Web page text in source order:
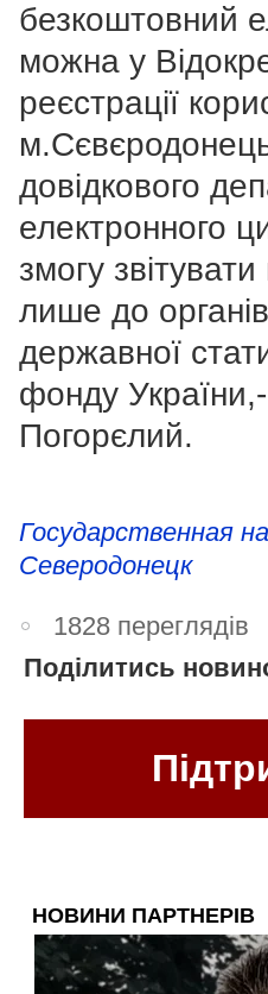
безкоштовний
можна у
реєстрації
довідкового
електронного
змогу
лише до
державної
фонду
Погорєлий.
Государственная
Северодонецк
1828 переглядів
Поділитись